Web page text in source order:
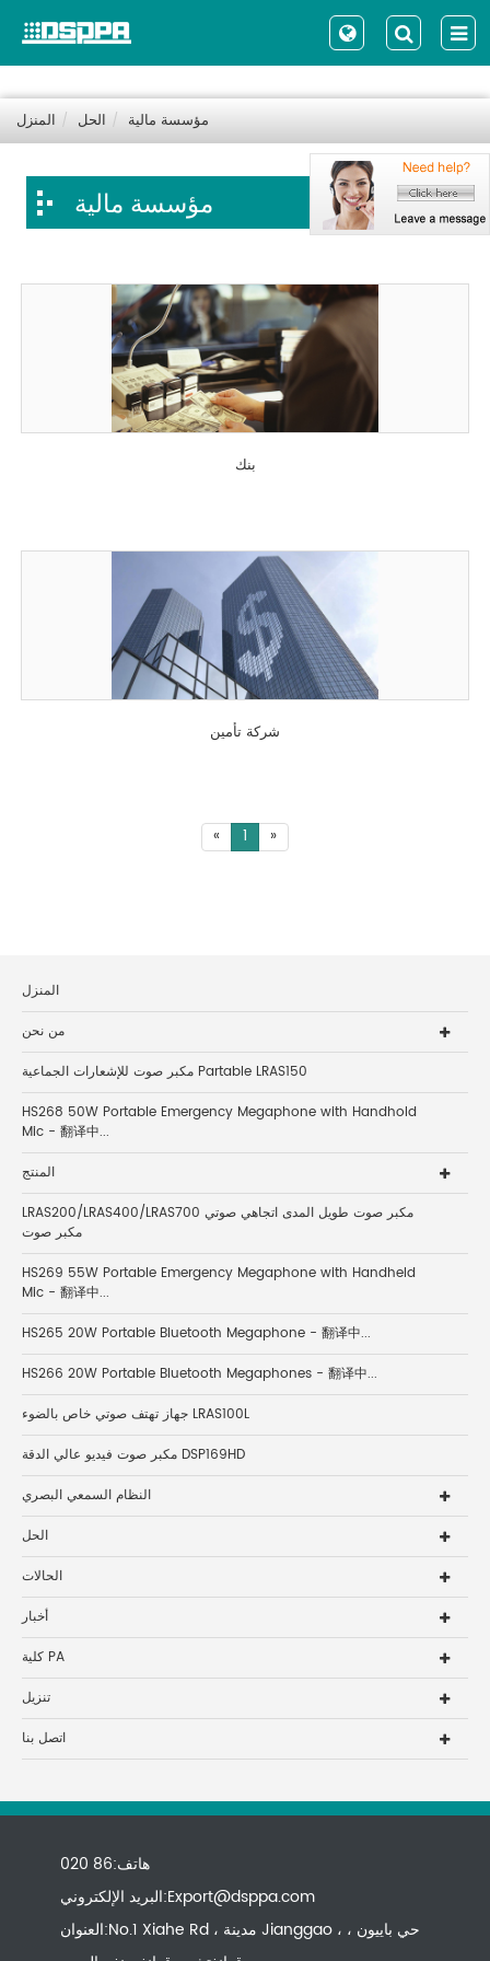
المنزل الحل مؤسسة مالية
مؤسسة مالية
بنك
شركة تأمين
« 1 »
المنزل
من نحن
مكبر صوت للإشعارات الجماعية Partable LRAS150
HS268 50W Portable Emergency Megaphone with Handhold
Mic - 翻译中...
المنتج
LRAS200/LRAS400/LRAS700 مكبر صوت طويل المدى اتجاهي صوتي
مكبر صوت
HS269 55W Portable Emergency Megaphone with Handheld
Mic - 翻译中...
HS265 20W Portable Bluetooth Megaphone - 翻译中...
HS266 20W Portable Bluetooth Megaphones - 翻译中...
جهاز تهتف صوتي خاص بالضوء LRAS100L
مكبر صوت فيديو عالي الدقة DSP169HD
النظام السمعي البصري
الحل
الحالات
أخبار
كلية PA
تنزيل
اتصل بنا
هاتف:86 020
البريد الإلكتروني:Export@dsppa.com
العنوان:No.1 Xiahe Rd ، مدينة Jianggao ، حي باييون ،